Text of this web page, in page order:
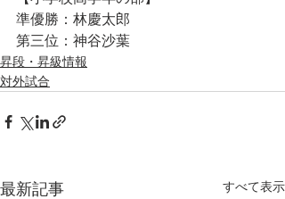
準優勝：林慶太郎
第三位：神谷沙葉
昇段・昇級情報
対外試合
最新記事 すべて表示